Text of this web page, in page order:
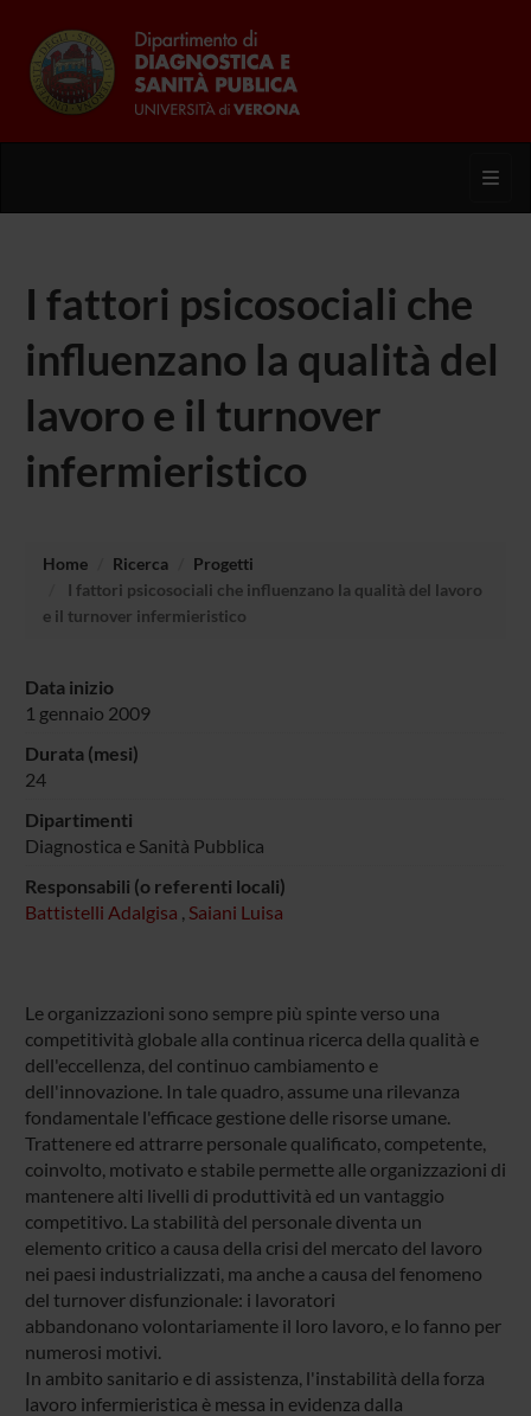
I fattori psicosociali che
influenzano la qualità del
lavoro e il turnover
infermieristico
Home Ricerca
Progetti
I fattori psicosociali che influenzano la qualità del lavoro
e il turnover infermieristico
Data inizio
1 gennaio 2009
Durata (mesi)
24
Dipartimenti
Diagnostica e Sanità Pubblica
Responsabili (o referenti locali)
Battistelli Adalgisa , Saiani Luisa
Le organizzazioni sono sempre più spinte verso una
competitività globale alla continua ricerca della qualità e
dell'eccellenza, del continuo cambiamento e
dell'innovazione. In tale quadro, assume una rilevanza
fondamentale l'efficace gestione delle risorse umane.
Trattenere ed attrarre personale qualificato, competente,
coinvolto, motivato e stabile permette alle organizzazioni di
mantenere alti livelli di produttività ed un vantaggio
competitivo. La stabilità del personale diventa un
elemento critico a causa della crisi del mercato del lavoro
nei paesi industrializzati, ma anche a causa del fenomeno
del turnover disfunzionale: i lavoratori
abbandonano volontariamente il loro lavoro, e lo fanno per
numerosi motivi.
In ambito sanitario e di assistenza, l'instabilità della forza
lavoro infermieristica è messa in evidenza dalla